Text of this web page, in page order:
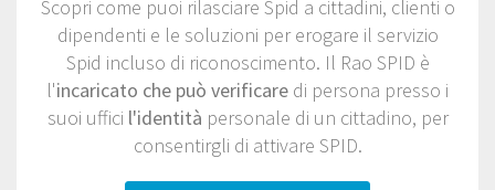
Scopri come puoi rilasciare Spid a cittadini, clienti o
dipendenti e le soluzioni per erogare il servizio
Spid incluso di riconoscimento. Il Rao SPID è
l'incaricato che può verificare di persona presso i
suoi uffici l'identità personale di un cittadino, per
consentirgli di attivare SPID.